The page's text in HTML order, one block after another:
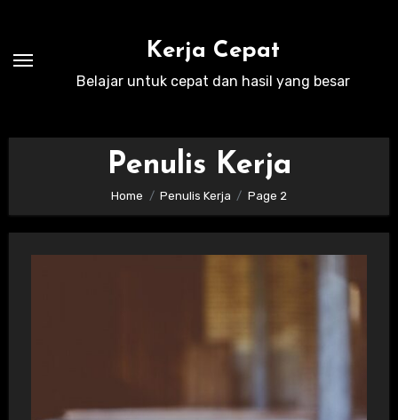
content
Kerja Cepat
Belajar untuk cepat dan hasil yang besar
Penulis Kerja
Home Penulis Kerja Page 2